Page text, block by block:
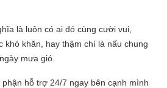
là luôn có ai đó cùng cười vui,
khó khăn, hay thậm chí là nấu chung
mưa gió.
hỗ trợ 24/7 ngay bên cạnh mình